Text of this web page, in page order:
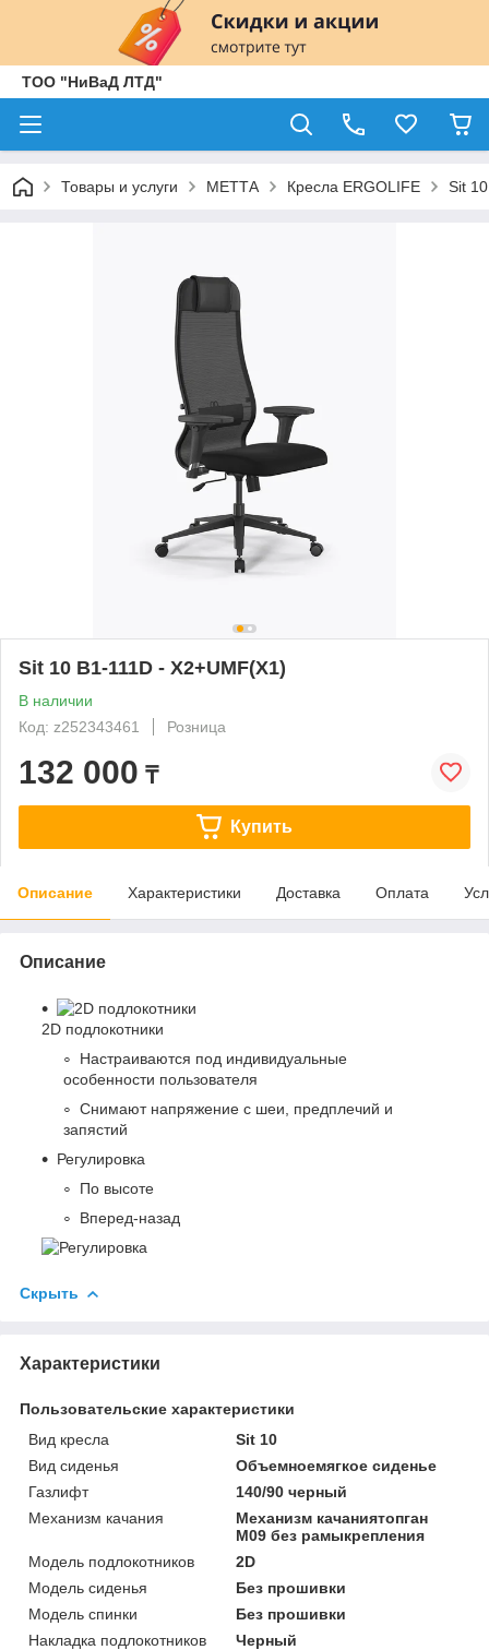
ТОО "НиВаД ЛТД"
Товары и услуги МЕТТА Кресла ERGOLIFE Sit 10
Sit 10 B1-111D - X2+UMF(X1)
В наличии
Код: z252343461
Розница
132 000 ₸
Купить
Описание Характеристики Доставка Оплата
Описание
2D подлокотники
Настраиваются под индивидуальные
особенности пользователя
Снимают напряжение с шеи, предплечий и
запястий
Регулировка
По высоте
Вперед-назад
Скрыть
Характеристики
Пользовательские характеристики
Вид кресла
Sit 10
Вид сиденья
Объемноемягкое сиденье
Газлифт
140/90 черный
Механизм качания
Механизм качаниятопган
М09 без рамыкрепления
Модель подлокотников
2D
Модель сиденья
Без прошивки
Модель спинки
Без прошивки
Накладка подлокотников
Черный